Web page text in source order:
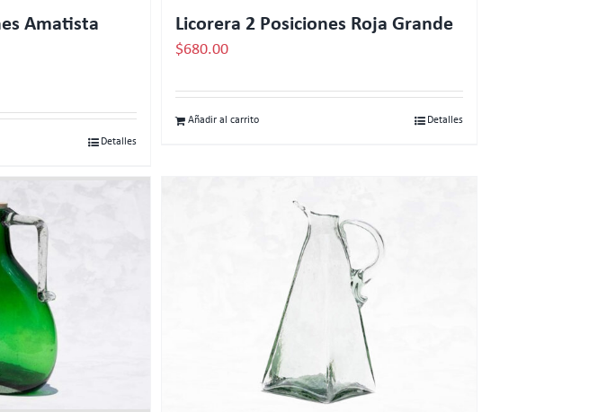
Amatista
Detalles
Licorera 2 Posiciones Roja Grande
$680.00
Añadir al carrito Detalles